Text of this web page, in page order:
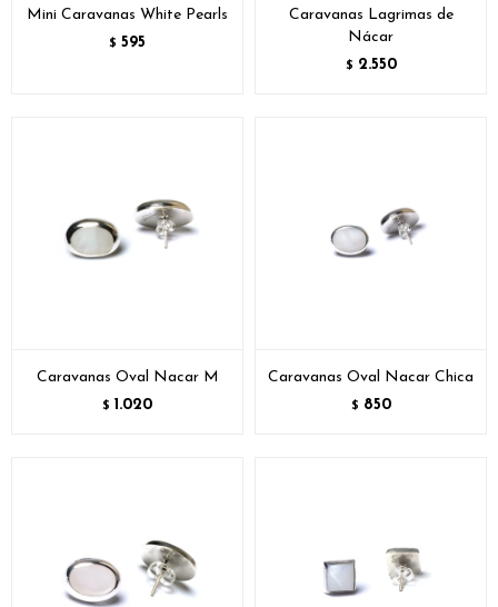
Mini Caravanas White Pearls
$ 595
Caravanas Lagrimas de
Nácar
$ 2.550
Caravanas Oval Nacar M
$ 1.020
Caravanas Oval Nacar Chica
$ 850